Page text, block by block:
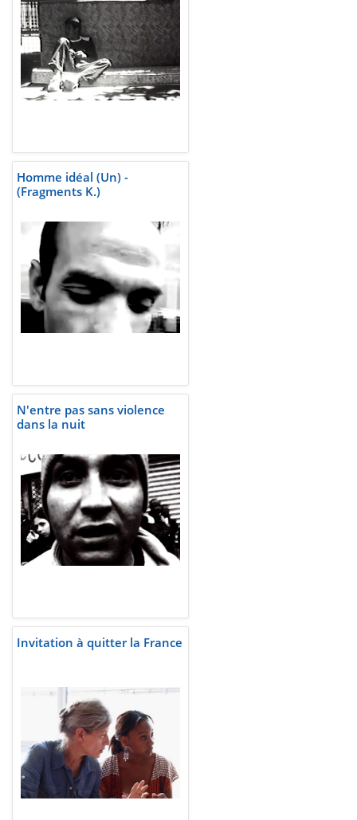
Homme idéal (Un) -
(Fragments K.)
N'entre pas sans violence
dans la nuit
Invitation à quitter la France